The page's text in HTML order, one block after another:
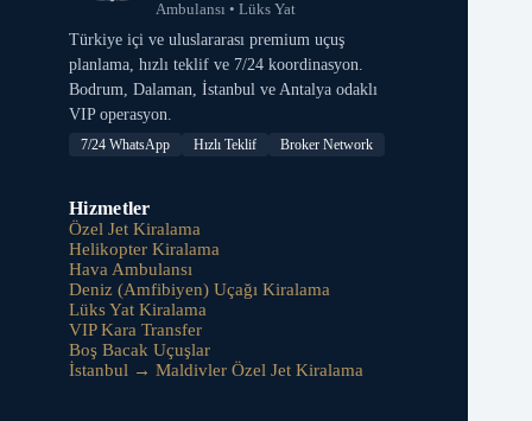
Ambulansı • Lüks Yat
Türkiye içi ve uluslararası premium uçuş
planlama, hızlı teklif ve 7/24 koordinasyon.
Bodrum, Dalaman, İstanbul ve Antalya odaklı
VIP operasyon.
7/24 WhatsApp Hızlı Teklif Broker Network
Hizmetler
Özel Jet Kiralama
Helikopter Kiralama
Hava Ambulansı
Deniz (Amfibiyen) Uçağı Kiralama
Lüks Yat Kiralama
VIP Kara Transfer
Boş Bacak Uçuşlar
İstanbul → Maldivler Özel Jet Kiralama